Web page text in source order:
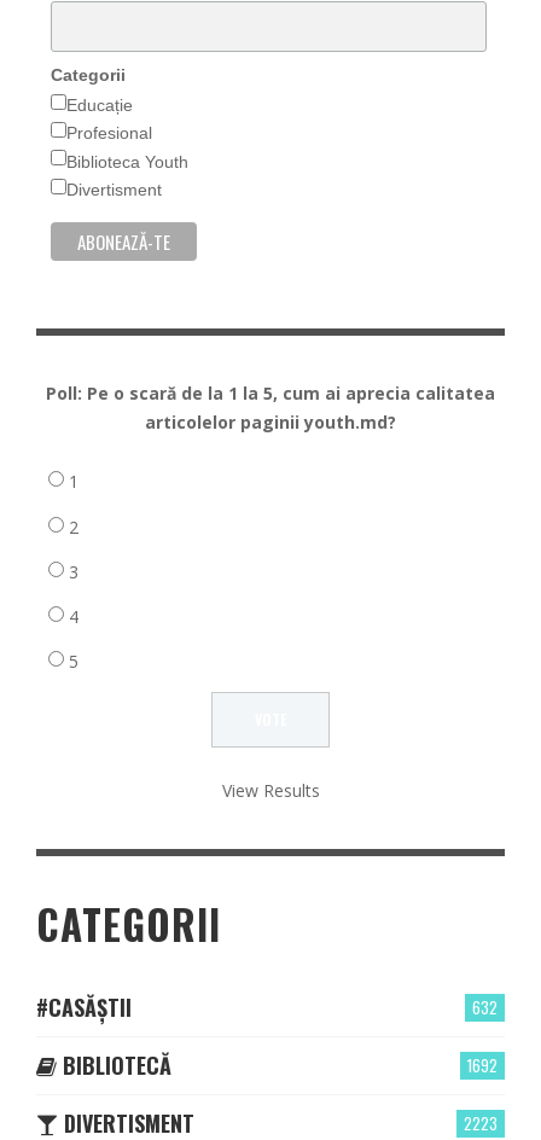
Categorii
Educație
Profesional
Biblioteca Youth
Divertisment
Poll: Pe o scară de la 1 la 5, cum ai aprecia calitatea
articolelor paginii youth.md?
1
2
3
4
5
View Results
CATEGORII
632
#CASĂȘTII
1692
BIBLIOTECĂ
2223
DIVERTISMENT